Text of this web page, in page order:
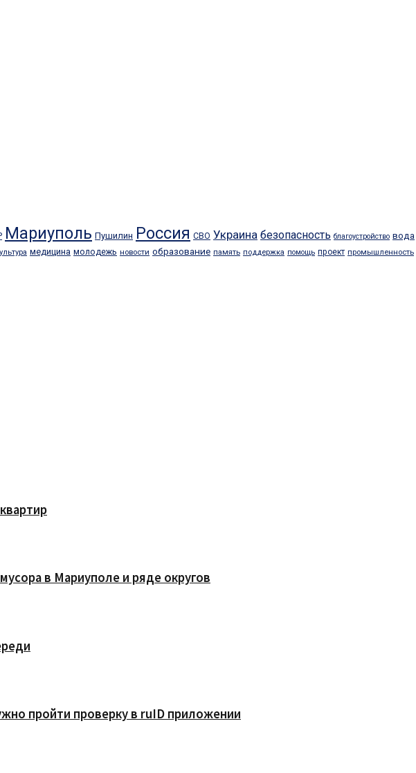
Мариуполь Пушилин Россия СВО Украина безопасность благоустройство вода
медицина молодежь новости образование память поддержка помощь проект промышленность
в Мариуполе и ряде округов
пройти проверку в ruID приложении